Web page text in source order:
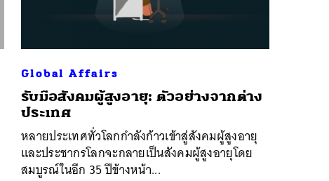
Global Affairs
รับมือสังคมผู้สูงอายุ: ตัวอย่างจากต่าง
ประเทศ
หลายประเทศทั่วโลกกำลังก้าวเข้าสู่สังคมผู้สูงอายุ
และประชากรโลกจะกลายเป็นสังคมผู้สูงอายุโดย
สมบูรณ์ในอีก 35 ปีข้างหน้า...
SHARE TWEET